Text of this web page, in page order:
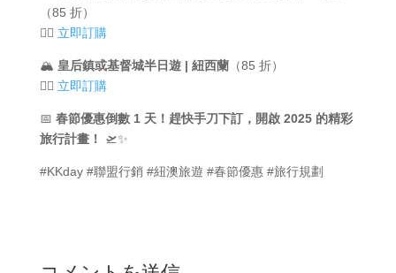
（85 折）
👉🏻 立即訂購
🏔 皇后鎮或基督城半日遊 | 紐西蘭（85 折）
👉🏻 立即訂購
📅 春節優惠倒數 1 天！趕快手刀下訂，開啟 2025 的精彩
旅行計畫！
🛫✨
#KKday #聯盟行銷 #紐澳旅遊 #春節優惠 #旅行規劃